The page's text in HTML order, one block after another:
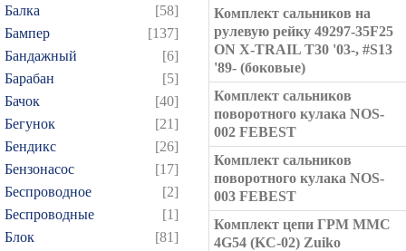
Балка
[58]
Бампер
[137]
Бандажный
[6]
Барабан
[5]
Бачок
[40]
Бегунок
[21]
Бендикс
[26]
Бензонасос
[17]
Беспроводное
[2]
Беспроводные
[1]
Блок
[81]
Комплект сальников на
рулевую рейку 49297-35F25
ON X-TRAIL T30 '03-, #S13
'89- (боковые)
Комплект сальников
поворотного кулака NOS-
002 FEBEST
Комплект сальников
поворотного кулака NOS-
003 FEBEST
Комплект цепи ГРМ MMC
4G54 (KC-02) Zuiko